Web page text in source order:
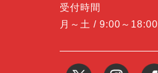
受付時間
月～土 / 9:00～18:00